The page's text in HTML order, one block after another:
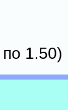
1.50)